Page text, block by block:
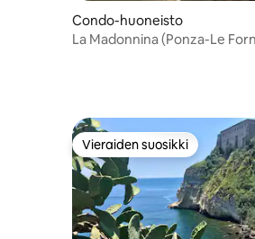
Condo-huoneisto
La Madonnina (Ponza-Le
Vieraiden suosikki
Vieraiden suosikki